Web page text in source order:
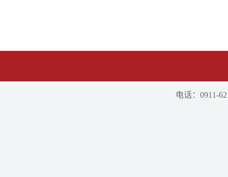
电话：0911-